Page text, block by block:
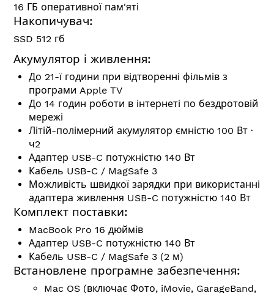
16 ГБ оперативної пам'яті
Накопичувач:
SSD 512 гб
Акумулятор і живлення:
До 21-ї години при відтворенні фільмів з
програми Apple TV
До 14 годин роботи в інтернеті по бездротовій
мережі
Літій-полімерний акумулятор ємністю 100 Вт ∙
ч2
Адаптер USB-C потужністю 140 Вт
Кабель USB-C / MagSafe 3
Можливість швидкої зарядки при використанні
адаптера живлення USB-C потужністю 140 Вт
Комплект поставки:
MacBook Pro 16 дюймів
Адаптер USB-C потужністю 140 Вт
Кабель USB-C / MagSafe 3 (2 м)
Встановлене програмне забезпечення:
Mac OS (включає Фото, iMovie, GarageBand,